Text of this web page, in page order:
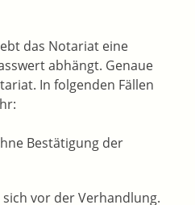
das Notariat eine
abhängt. Genaue
In folgenden Fällen
Bestätigung der
vor der Verhandlung.